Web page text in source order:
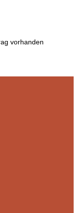
vorhanden